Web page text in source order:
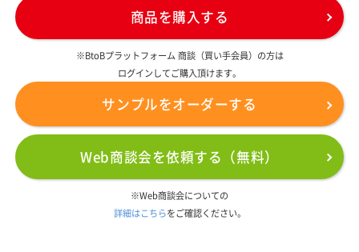
商品を購入する
※BtoBプラットフォーム 商談（買い手会員）の方は
ログインしてご購入頂けます。
サンプルをオーダーする
Web商談会を依頼する（無料）
※Web商談会についての
詳細はこちらをご確認ください。